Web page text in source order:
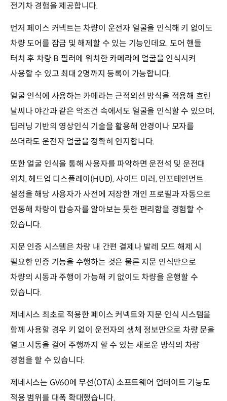
전기차 경험을 제공합니다.
먼저 페이스 커넥트는 차량이 운전자 얼굴을 인식해 키 없이도
차량 도어를 잠금 및 해제할 수 있는 기능인데요. 도어 핸들
터치 후 차량 B 필러에 위치한 카메라에 얼굴을 인식시켜
사용할 수 있고 최대 2명까지 등록이 가능합니다.
얼굴 인식에 사용하는 카메라는 근적외선 방식을 적용해 흐린
날씨나 야간과 같은 악조건 속에서도 얼굴을 인식할 수 있으며,
딥러닝 기반의 영상인식 기술을 활용해 안경이나 모자를
쓰더라도 운전자 얼굴을 정확히 인지합니다.
또한 얼굴 인식을 통해 사용자를 파악하면 운전석 및 운전대
위치, 헤드업 디스플레이(HUD), 사이드 미러, 인포테인먼트
설정을 해당 사용자가 사전에 저장한 개인 프로필과 자동으로
연동해 차량이 탑승자를 알아보는 듯한 편리함을 경험할 수
있습니다.
지문 인증 시스템은 차량 내 간편 결제나 발레 모드 해제 시
필요한 인증 기능을 수행하는 것은 물론 지문 인식만으로
차량의 시동과 주행이 가능해 키 없이도 차량을 운행할 수
있습니다.
제네시스 최초로 적용한 페이스 커넥트와 지문 인식 시스템을
함께 사용할 경우 키 없이 운전자의 생체 정보만으로 차량 문을
열고 시동을 걸어 주행까지 할 수 있는 새로운 방식의 차량
경험을 할 수 있습니다.
제네시스는 GV60에 무선(OTA) 소프트웨어 업데이트 기능도
적용 범위를 대폭 확대했습니다.